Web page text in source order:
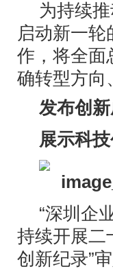
为持续
启动新一
作，将全面
确转型方向
发布创
展示科
“深圳企
持续开展二
创新纪录”